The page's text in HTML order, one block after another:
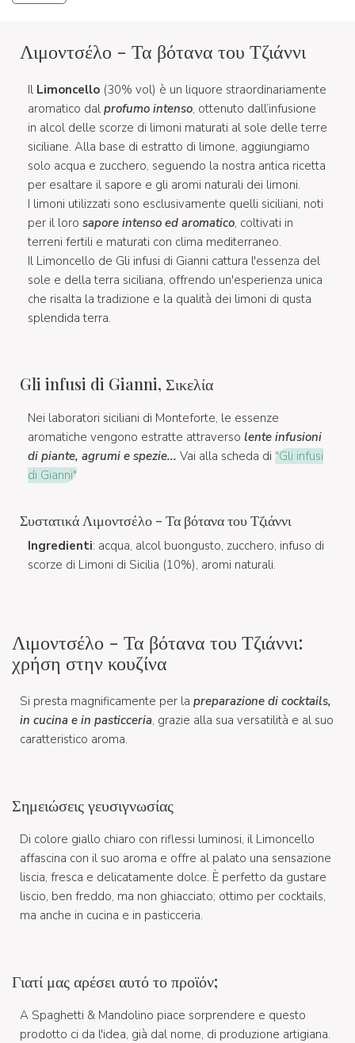
Λιμοντσέλο - Τα βότανα του Τζιάννι
Il Limoncello (30% vol) è un liquore straordinariamente
aromatico dal profumo intenso, ottenuto dall’infusione
in alcol delle scorze di limoni maturati al sole delle terre
siciliane. Alla base di estratto di limone, aggiungiamo
solo acqua e zucchero, seguendo la nostra antica ricetta
per esaltare il sapore e gli aromi naturali dei limoni.
I limoni utilizzati sono esclusivamente quelli siciliani, noti
per il loro sapore intenso ed aromatico, coltivati in
terreni fertili e maturati con clima mediterraneo.
Il Limoncello de Gli infusi di Gianni cattura l'essenza del
sole e della terra siciliana, offrendo un'esperienza unica
che risalta la tradizione e la qualità dei limoni di qusta
splendida terra.
Gli infusi di Gianni, Σικελία
Nei laboratori siciliani di Monteforte, le essenze
aromatiche vengono estratte attraverso lente infusioni
di piante, agrumi e spezie... Vai alla scheda di "Gli infusi
di Gianni"
Συστατικά Λιμοντσέλο - Τα βότανα του Τζιάννι
Ingredienti: acqua, alcol buongusto, zucchero, infuso di
scorze di Limoni di Sicilia (10%), aromi naturali.
Λιμοντσέλο - Τα βότανα του Τζιάννι:
χρήση στην κουζίνα
Si presta magnificamente per la preparazione di cocktails,
in cucina e in pasticceria, grazie alla sua versatilità e al suo
caratteristico aroma.
Σημειώσεις γευσιγνωσίας
Di colore giallo chiaro con riflessi luminosi, il Limoncello
affascina con il suo aroma e offre al palato una sensazione
liscia, fresca e delicatamente dolce. È perfetto da gustare
liscio, ben freddo, ma non ghiacciato; ottimo per cocktails,
ma anche in cucina e in pasticceria.
Γιατί μας αρέσει αυτό το προϊόν;
A Spaghetti & Mandolino piace sorprendere e questo
prodotto ci da l'idea, già dal nome, di produzione artigiana.